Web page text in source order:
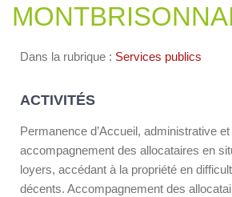
Dans la rubrique : Services publics
ACTIVITÉS
Permanence d’Accueil, administrative
accompagnement des allocataires en
loyers, accédant à la propriété en
décents. Accompagnement des